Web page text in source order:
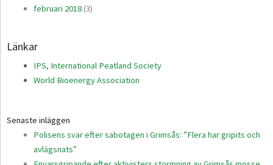
februari 2018(3)
Länkar
IPS, International Peatland Society
World Bioenergy Association
Senaste inläggen
Polisens svar efter sabotagen i Grimsås: ”Flera har gripits och
avlägsnats”